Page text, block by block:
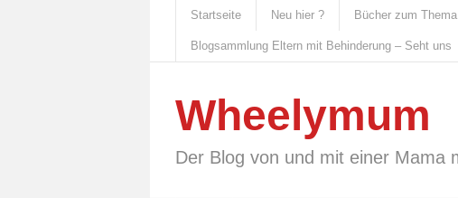
Startseite Neu hier ? Bücher zum
Blogsammlung Eltern mit Behinderung – Seht uns
Wheelymum
Der Blog von und mit einer Mama